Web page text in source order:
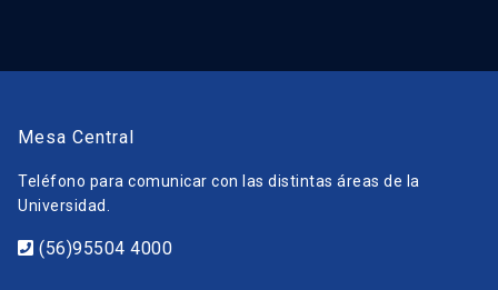
Mesa Central
Teléfono para comunicar con las distintas áreas de la
Universidad.
(56)95504 4000